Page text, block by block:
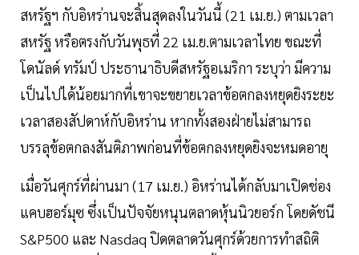
สหรัฐฯ กับอิหร่านจะสิ้นสุดลงในวันนี้ (21 เม.ย.) ตามเวลา
สหรัฐ หรือตรงกับวันพุธที่ 22 เม.ย.ตามเวลาไทย ขณะที่
โดนัลด์ ทรัมป์ ประธานาธิบดีสหรัฐอเมริกา ระบุว่า มีความ
เป็นไปได้น้อยมากที่เขาจะขยายเวลาข้อตกลงหยุดยิงระยะ
เวลาสองสัปดาห์กับอิหร่าน หากทั้งสองฝ่ายไม่สามารถ
บรรลุข้อตกลงสันติภาพก่อนที่ข้อตกลงหยุดยิงจะหมดอายุ
เมื่อวันศุกร์ที่ผ่านมา (17 เม.ย.) อิหร่านได้กลับมาเปิดช่อง
แคบฮอร์มุซ ซึ่งเป็นปัจจัยหนุนตลาดหุ้นนิวยอร์ก โดยดัชนี
S&P500 และ Nasdaq ปิดตลาดวันศุกร์ด้วยการทำสถิติ